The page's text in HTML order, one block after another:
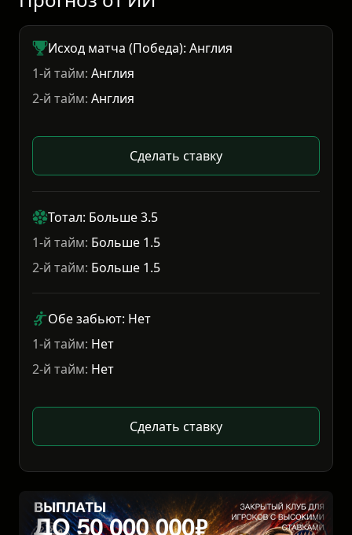
Исход матча (Победа): Англия
1-й тайм: Англия
2-й тайм: Англия
Сделать ставку
Тотал: Больше 3.5
1-й тайм: Больше 1.5
2-й тайм: Больше 1.5
Обе забьют: Нет
1-й тайм: Нет
2-й тайм: Нет
Сделать ставку